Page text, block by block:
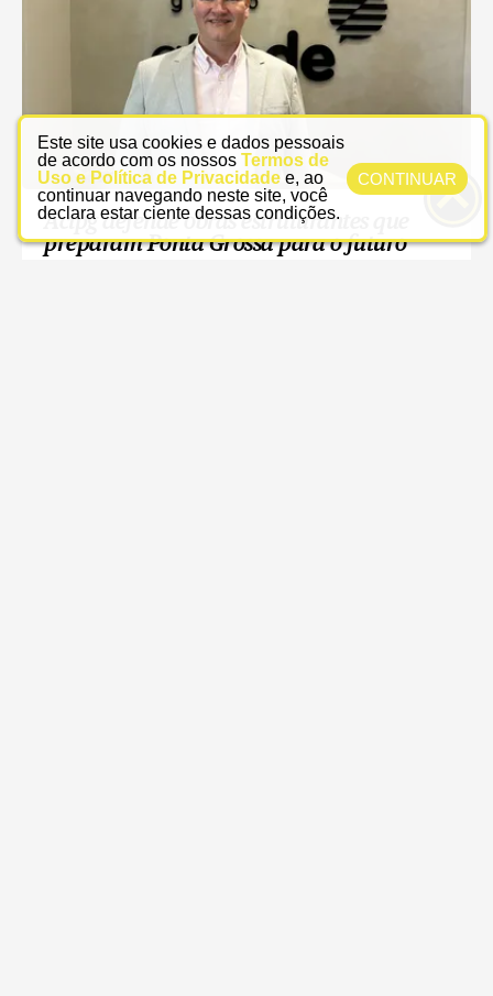
Acipg defende obras estruturantes que
preparam Ponta Grossa para o futuro
Este site usa cookies e dados pessoais
de acordo com os nossos Termos de
Uso e Política de Privacidade e, ao
continuar navegando neste site, você
declara estar ciente dessas condições.
CONTINUAR